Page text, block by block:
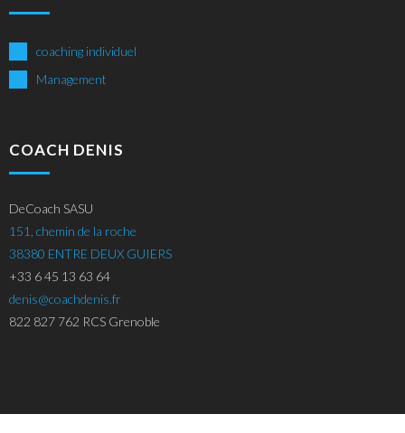
coaching individuel
Management
COACH DENIS
DeCoach SASU
151, chemin de la roche
38380 ENTRE DEUX GUIERS
+33 6 45 13 63 64
denis@coachdenis.fr
822 827 762 RCS Grenoble